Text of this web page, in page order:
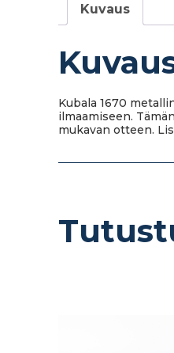
Kuvaus
Kubala 1670
ilmaamiseen.
mukavan otteen.